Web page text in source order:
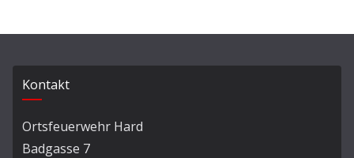
Kontakt
Ortsfeuerwehr Hard
Badgasse 7